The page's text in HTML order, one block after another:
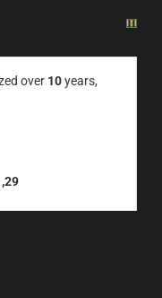
over 10years,